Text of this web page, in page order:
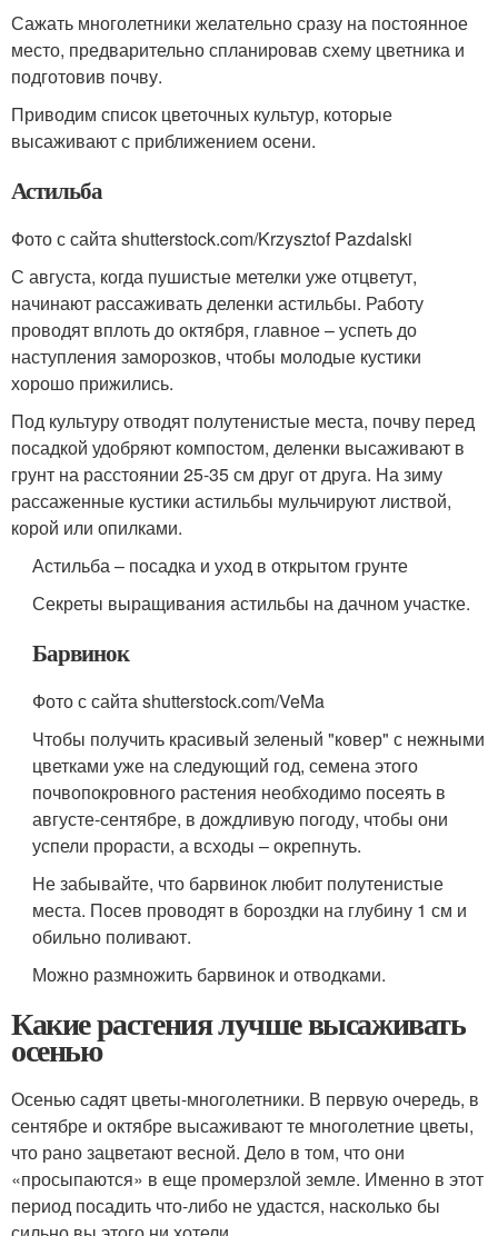
Сажать многолетники желательно сразу на постоянное
место, предварительно спланировав схему цветника и
подготовив почву.
Приводим список цветочных культур, которые
высаживают с приближением осени.
Астильба
Фото с сайта shutterstock.com/Krzysztof Pazdalski
С августа, когда пушистые метелки уже отцветут,
начинают рассаживать деленки астильбы. Работу
проводят вплоть до октября, главное – успеть до
наступления заморозков, чтобы молодые кустики
хорошо прижились.
Под культуру отводят полутенистые места, почву перед
посадкой удобряют компостом, деленки высаживают в
грунт на расстоянии 25-35 см друг от друга. На зиму
рассаженные кустики астильбы мульчируют листвой,
корой или опилками.
Астильба – посадка и уход в открытом грунте
Секреты выращивания астильбы на дачном участке.
Барвинок
Фото с сайта shutterstock.com/VeMa
Чтобы получить красивый зеленый "ковер" с нежными
цветками уже на следующий год, семена этого
почвопокровного растения необходимо посеять в
августе-сентябре, в дождливую погоду, чтобы они
успели прорасти, а всходы – окрепнуть.
Не забывайте, что барвинок любит полутенистые
места. Посев проводят в бороздки на глубину 1 см и
обильно поливают.
Можно размножить барвинок и отводками.
Какие растения лучше высаживать
осенью
Осенью садят цветы-многолетники. В первую очередь, в
сентябре и октябре высаживают те многолетние цветы,
что рано зацветают весной. Дело в том, что они
«просыпаются» в еще промерзлой земле. Именно в этот
период посадить что-либо не удастся, насколько бы